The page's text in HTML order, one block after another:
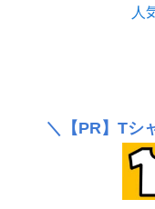
人
＼ 【PR】 Tシ